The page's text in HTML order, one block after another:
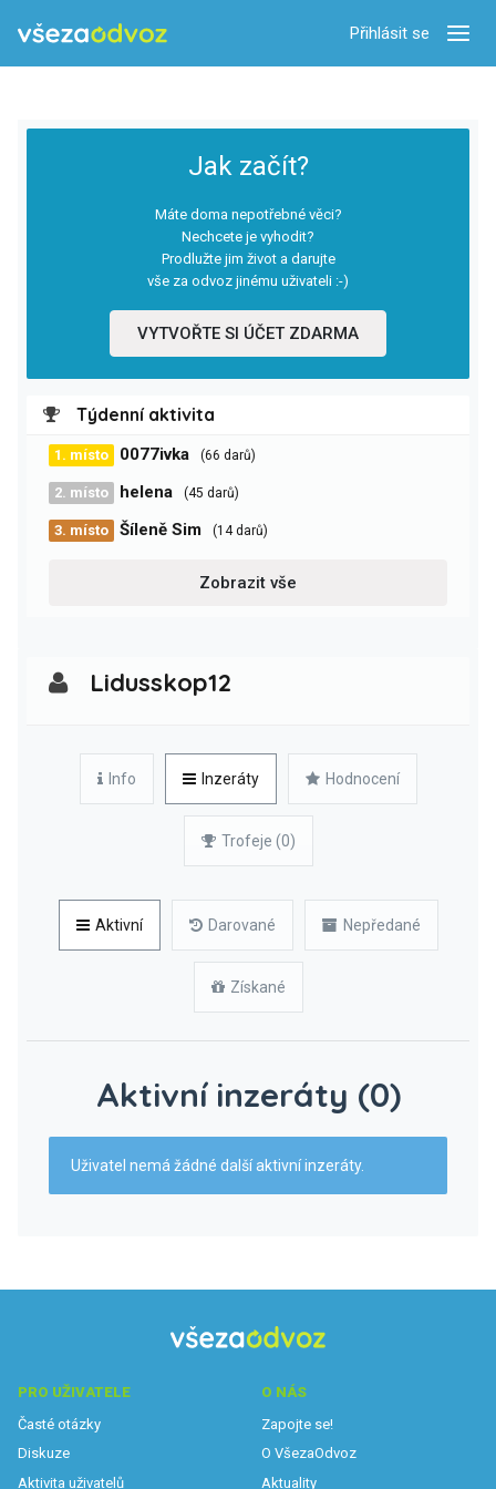
Přihlásit se
Jak začít?
Máte doma nepotřebné věci?
Nechcete je vyhodit?
Prodlužte jim život a darujte
vše za odvoz jinému uživateli :-)
VYTVOŘTE SI ÚČET ZDARMA
Týdenní aktivita
1. místo 0077ivka (66 darů)
2. místo helena (45 darů)
3. místo Šíleně Sim (14 darů)
Zobrazit vše
Lidusskop12
Info Inzeráty Hodnocení
Trofeje (0)
Aktivní Darované Nepředané
Získané
Aktivní inzeráty (0)
Uživatel nemá žádné další aktivní inzeráty.
PRO UŽIVATELE
Časté otázky
Diskuze
Aktivita uživatelů
O NÁS
Zapojte se!
O VšezaOdvoz
Aktuality